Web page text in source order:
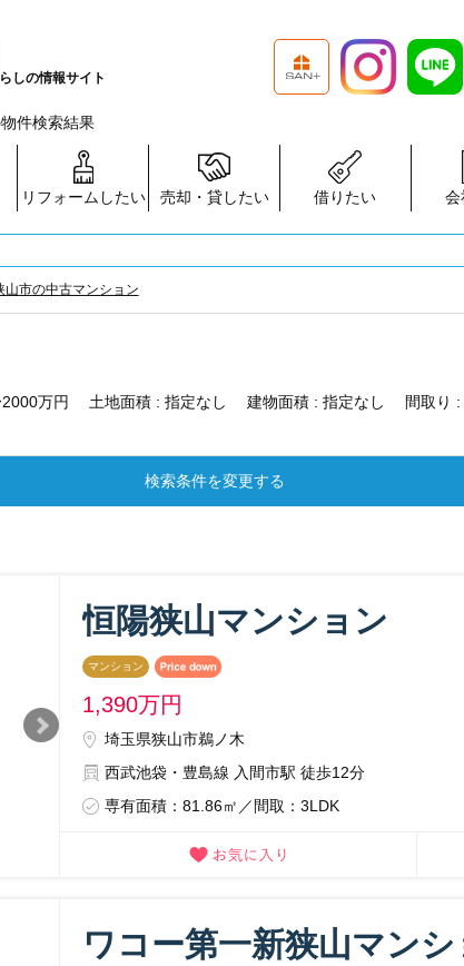
しの情報サイト
件検索結果
リフォームしたい 売却・貸したい 借りたい 会
山市の中古マンション
2000万円 土地面積 : 指定なし 建物面積 : 指定なし 間取り :
検索条件を変更する
恒陽狭山マンション
マンション
1,390万円
埼玉県狭山市鵜ノ木
西武池袋・豊島線 入間市駅 徒歩12分
専有面積：81.86㎡／間取：3LDK
ワコー第一新狭山マン